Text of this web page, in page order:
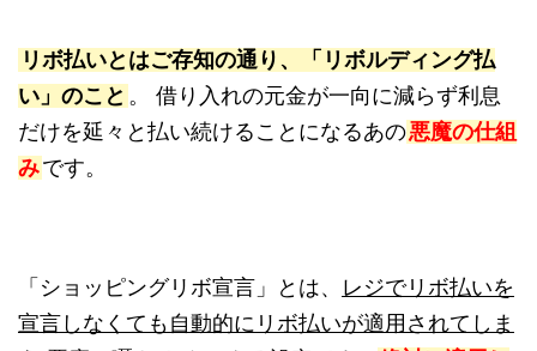
リボ払いとはご存知の通り、「リボルディング払
い」のこと 。 借り入れの元金が一向に減らず利息
だけを延々と払い続けることになるあの悪魔の仕組
みです。
「ショッピングリボ宣言」とは、 レジでリボ払いを
宣言しなくても自動的にリボ払いが適用されてしま